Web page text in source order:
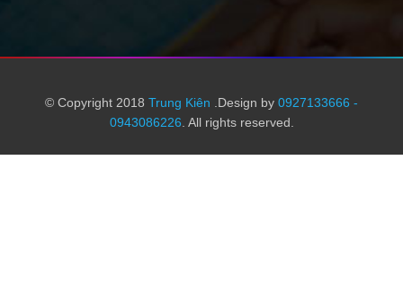
© Copyright 2018 Trung Kiên .Design by 0927133666 -
0943086226. All rights reserved.